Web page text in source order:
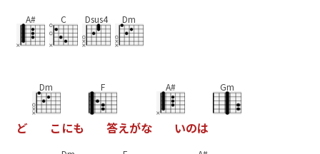
A# C Dsus4 Dm
ど
Dm
こ にも
F
答えがな
A#
いのは
Gm